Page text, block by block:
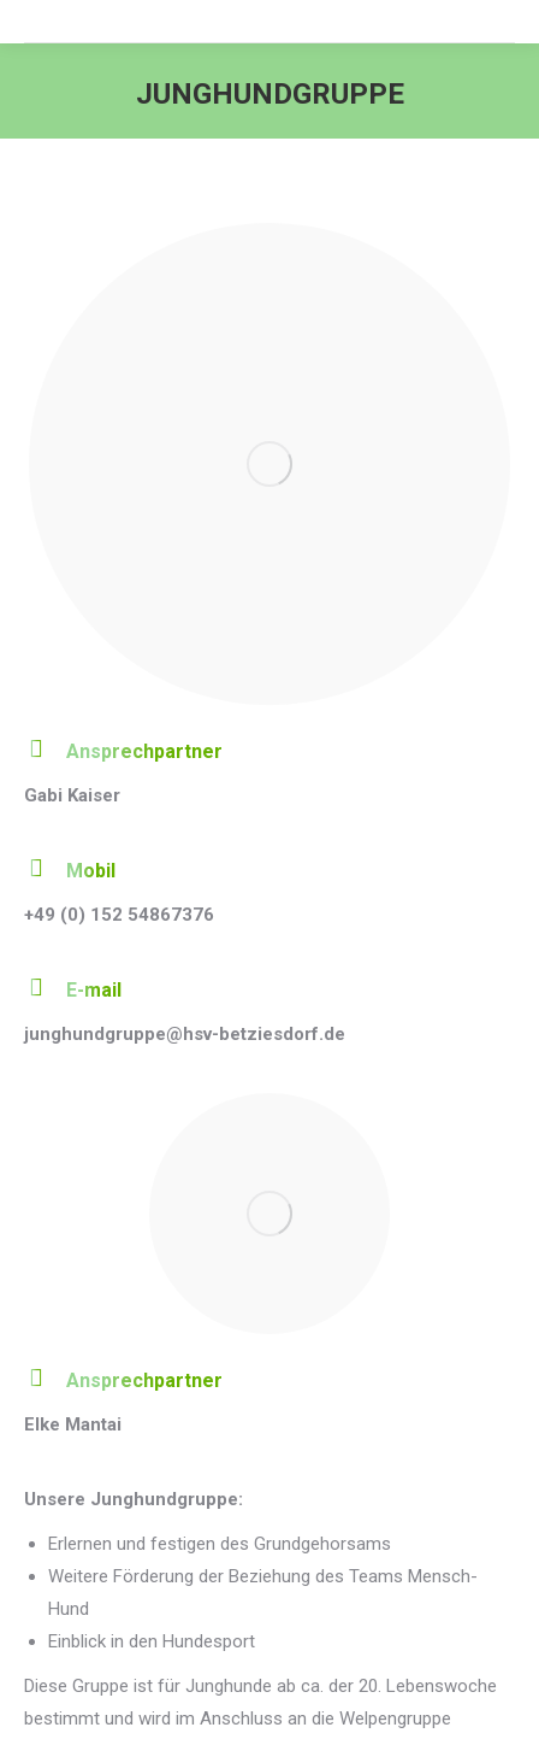
JUNGHUNDGRUPPE
Ansprechpartner
Gabi Kaiser
Mobil
+49 (0) 152 54867376
E-mail
junghundgruppe@hsv-betziesdorf.de
Ansprechpartner
Elke Mantai
Unsere Junghundgruppe:
Erlernen und festigen des Grundgehorsams
Weitere Förderung der Beziehung des Teams Mensch-
Hund
Einblick in den Hundesport
Diese Gruppe ist für Junghunde ab ca. der 20. Lebenswoche
bestimmt und wird im Anschluss an die Welpengruppe